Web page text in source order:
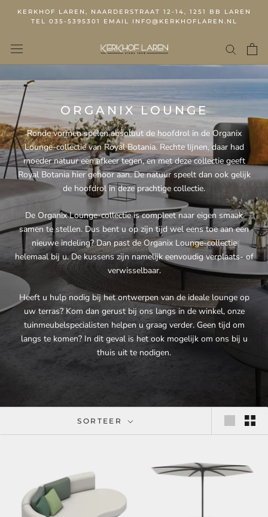
KERKHOF LAREN, NAARDERSTRAAT 12-14, 1251 BB LAREN
TEL 035-5395301 EMAIL INFO@KERKHOFLAREN.NL
ORGANIX LOUNGE
Ronde vormen spelen absoluut de hoofdrol in de Organix
Lounge-collectie van Royal Botania. Rechte lijnen, daar had
moeder natuur een afkeer tegen, en met deze collectie geeft
Royal Botania hier gehoor aan. De natuur speelt dan ook gelijk
de hoofdrol in deze prachtige collectie.
De Organix Lounge-collectie is compleet naar eigen smaak
samen te stellen. Dus bent u op zijn tijd wel eens toe aan een
nieuwe indeling? Dan past de Organix Lounge-collectie
helemaal bij u. De kussens zijn namelijk eenvoudig verplaats- of
verwisselbaar.
Heeft u hulp nodig bij het ontwerpen van de ideale lounge op
uw terras? Kom dan gerust bij ons langs in de winkel, onze
tuinmeubelspecialisten helpen u graag verder. Geen tijd om
langs te komen? In dit geval is het ook mogelijk om ons bij u
thuis uit te nodigen.
SORTEER